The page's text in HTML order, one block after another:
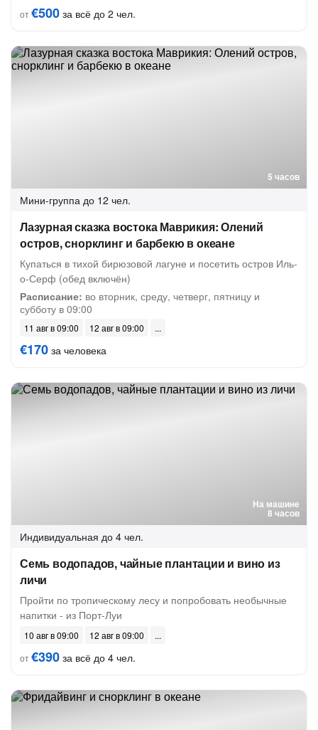
от€500 за всё до 2 чел.
5 часов
Мини-группа до 12 чел.
Лазурная сказка востока Маврикия: Олений
остров, снорклинг и барбекю в океане
Купаться в тихой бирюзовой лагуне и посетить остров Иль-
о-Серф (обед включён)
Расписание: во вторник, среду, четверг, пятницу и
субботу в 09:00
11 авг в 09:00 12 авг в 09:00
€170 за человека
На машине
8 часов
Индивидуальная до 4 чел.
Семь водопадов, чайные плантации и вино из
личи
Пройти по тропическому лесу и попробовать необычные
напитки - из Порт-Луи
10 авг в 09:00
12 авг в 09:00
от€390 за всё до 4 чел.